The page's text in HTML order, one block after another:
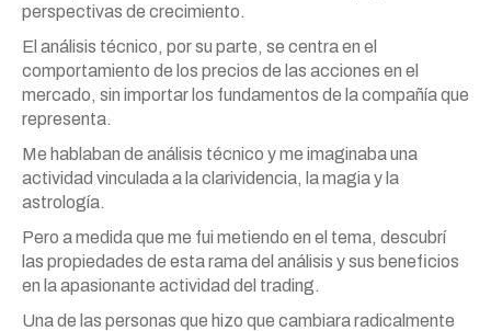
perspectivas de crecimiento.
El análisis técnico, por su parte, se centra en el
comportamiento de los precios de las acciones en el
mercado, sin importar los fundamentos de la compañía que
representa.
Me hablaban de análisis técnico y me imaginaba una
actividad vinculada a la clarividencia, la magia y la
astrología.
Pero a medida que me fui metiendo en el tema, descubrí
las propiedades de esta rama del análisis y sus beneficios
en la apasionante actividad del trading.
Una de las personas que hizo que cambiara radicalmente